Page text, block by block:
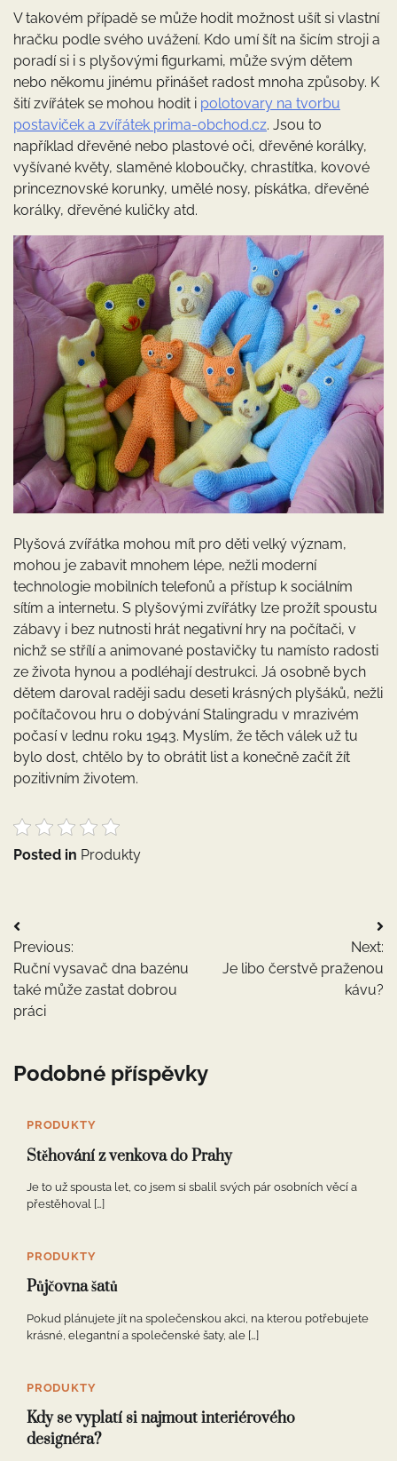
V takovém případě se může hodit možnost ušít si vlastní
hračku podle svého uvážení. Kdo umí šít na šicím stroji a
poradí si i s plyšovými figurkami, může svým dětem
nebo někomu jinému přinášet radost mnoha způsoby. K
šití zvířátek se mohou hodit i polotovary na tvorbu
postaviček a zvířátek prima-obchod.cz. Jsou to
například dřevěné nebo plastové oči, dřevěné korálky,
vyšívané květy, slaměné kloboučky, chrastítka, kovové
princeznovské korunky, umělé nosy, pískátka, dřevěné
korálky, dřevěné kuličky atd.
Plyšová zvířátka mohou mít pro děti velký význam,
mohou je zabavit mnohem lépe, nežli moderní
technologie mobilních telefonů a přístup k sociálním
sítím a internetu. S plyšovými zvířátky lze prožít spoustu
zábavy i bez nutnosti hrát negativní hry na počítači, v
nichž se střílí a animované postavičky tu namísto radosti
ze života hynou a podléhají destrukci. Já osobně bych
dětem daroval raději sadu deseti krásných plyšáků, nežli
počítačovou hru o dobývání Stalingradu v mrazivém
počasí v lednu roku 1943. Myslím, že těch válek už tu
bylo dost, chtělo by to obrátit list a konečně začít žít
pozitivním životem.
Posted in Produkty
Navigace
pro
příspěvek
Previous:
Ruční vysavač dna bazénu
také může zastat dobrou
práci
Next:
Je libo čerstvě praženou
kávu?
Podobné příspěvky
PRODUKTY
Stěhování z venkova do Prahy
Je to už spousta let, co jsem si sbalil svých pár osobních věcí a
přestěhoval […]
PRODUKTY
Půjčovna šatů
Pokud plánujete jít na společenskou akci, na kterou potřebujete
krásné, elegantní a společenské šaty, ale […]
PRODUKTY
Kdy se vyplatí si najmout interiérového
designéra?